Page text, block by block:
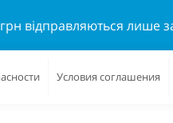
відправляються лише
Условия соглашения